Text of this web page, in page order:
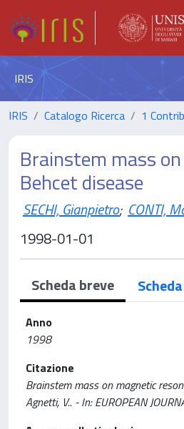
IRIS
IRIS Catalogo Ricerca 1
Brainstem mass
Behcet disease
SECHI, Gianpietro; CONTI,
1998-01-01
Scheda breve
Anno
1998
Citazione
Brainstem mass on magnetic
Agnetti, V.. - In: EUROPEAN